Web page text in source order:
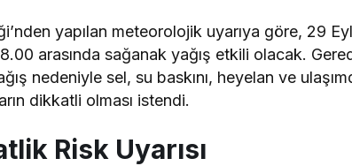
yapılan meteorolojik uyarıya göre, 29
arasında sağanak yağış etkili olacak.
nedeniyle sel, su baskını, heyelan ve
dikkatli olması istendi.
Risk Uyarısı